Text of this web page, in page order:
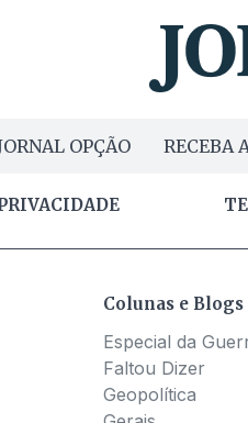
OPÇÃO RECEBA
Colunas e Blogs
Especial da
Faltou Dizer
Geopolítica